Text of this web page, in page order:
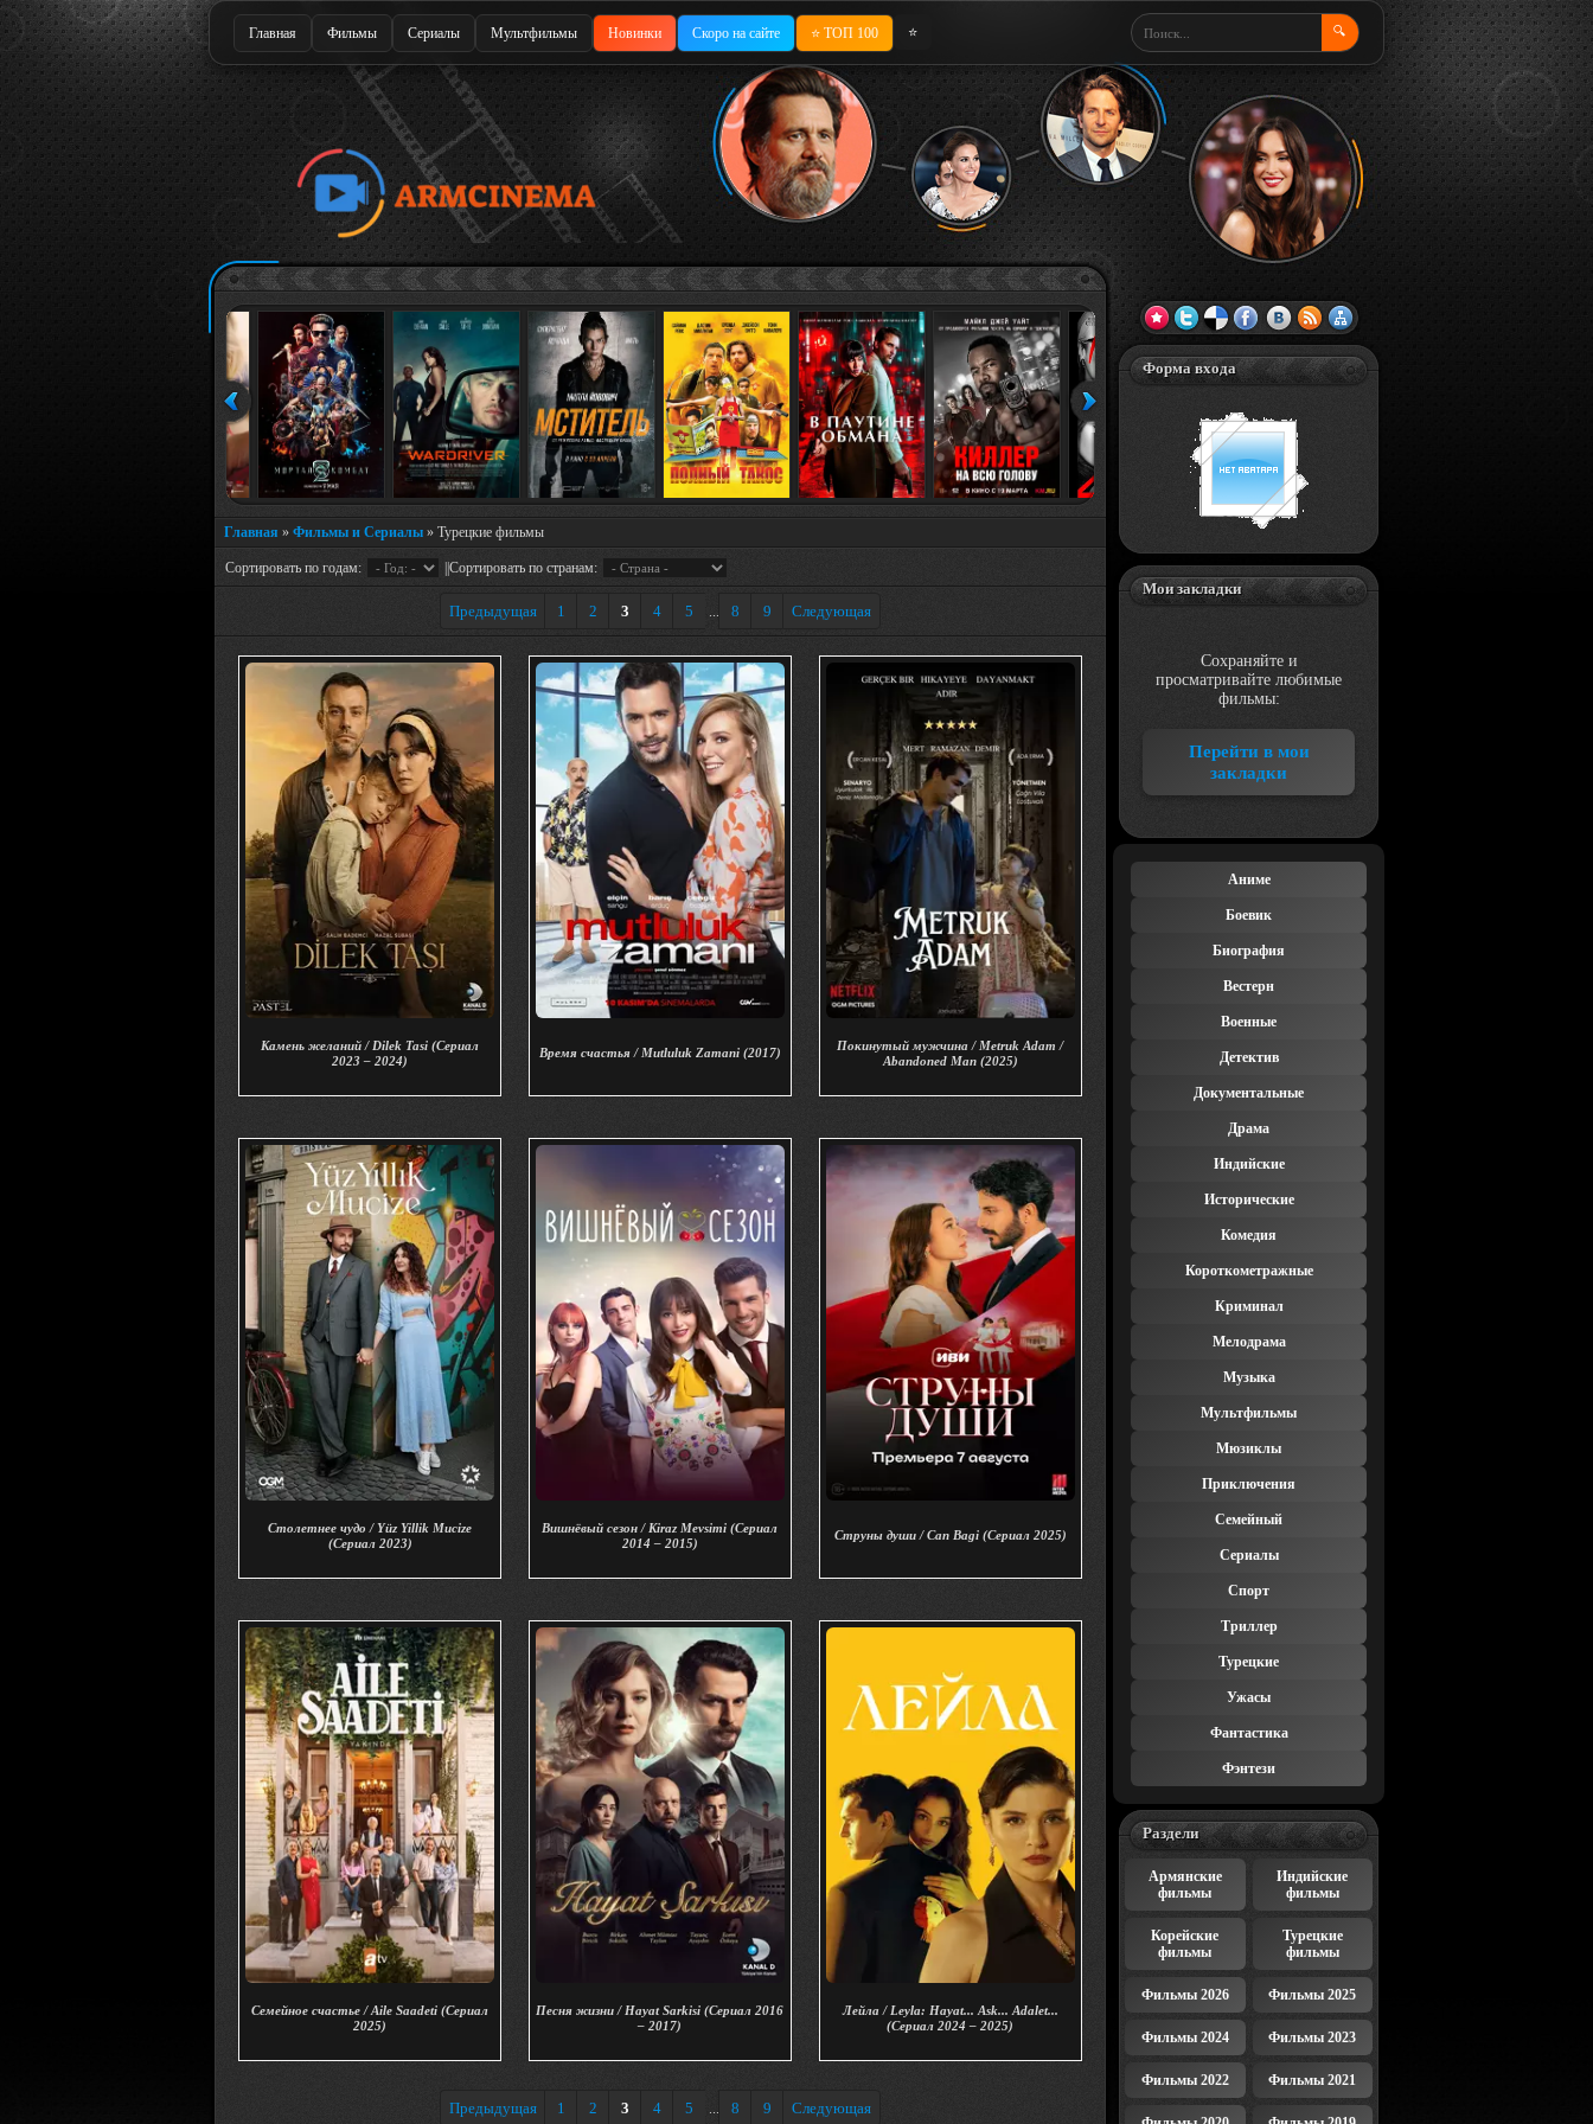
Главная Фильмы Сериалы Мультфильмы Новинки Скоро на сайте ⭐ ТОП 100 ⭐ 🔍
Главная » Фильмы и Сериалы » Турецкие фильмы
Сортировать по годам: ||Сортировать по странам:
Предыдущая 1 2 3 4 5 ... 8 9 Следующая
Камень желаний / Dilek Tasi (Сериал
2023 – 2024)
Время счастья / Mutluluk Zamani (2017)
Покинутый мужчина / Metruk Adam /
Abandoned Man (2025)
Столетнее чудо / Yüz Yillik Mucize
(Сериал 2023)
Вишнёвый сезон / Kiraz Mevsimi (Сериал
2014 – 2015)
Струны души / Can Bagi (Сериал 2025)
Семейное счастье / Aile Saadeti (Сериал
2025)
Песня жизни / Hayat Sarkisi (Сериал 2016
– 2017)
Лейла / Leyla: Hayat... Ask... Adalet...
(Сериал 2024 – 2025)
Предыдущая 1 2 3 4 5 ... 8 9 Следующая
Форма входа
Мои закладки
Сохраняйте и
просматривайте любимые
фильмы:
Перейти в мои
закладки
Аниме
Боевик
Биография
Вестерн
Военные
Детектив
Документальные
Драма
Индийские
Исторические
Комедия
Короткометражные
Криминал
Мелодрама
Музыка
Мультфильмы
Мюзиклы
Приключения
Семейный
Сериалы
Спорт
Триллер
Турецкие
Ужасы
Фантастика
Фэнтези
Раздели
Армянские
фильмы
Индийские
фильмы
Корейские
фильмы
Турецкие
фильмы
Фильмы 2026 Фильмы 2025
Фильмы 2024 Фильмы 2023
Фильмы 2022 Фильмы 2021